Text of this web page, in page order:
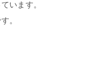
います。
。